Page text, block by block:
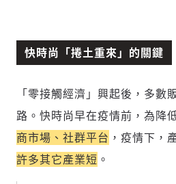
快時尚「捲土重來」的關鍵
「零接觸經濟」興起後，多數
路。快時尚早在疫情前，為降
商市場、社群平台 ，疫情下，
許多其它產業短 。